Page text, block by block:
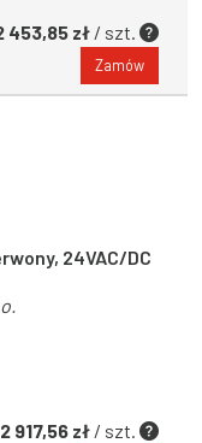
453,85 zł / szt.
Zamów
24VAC/DC
2 917,56 zł / szt.